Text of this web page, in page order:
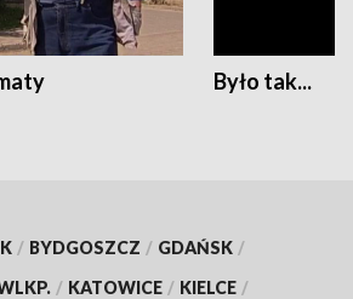
Było tak...
/ BYDGOSZCZ / GDAŃSK /
/ KATOWICE / KIELCE /